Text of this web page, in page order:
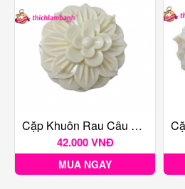
Cặp Khuôn Rau Câu Vĩnh Trường Số 33
42.000 VNĐ
MUA NGAY